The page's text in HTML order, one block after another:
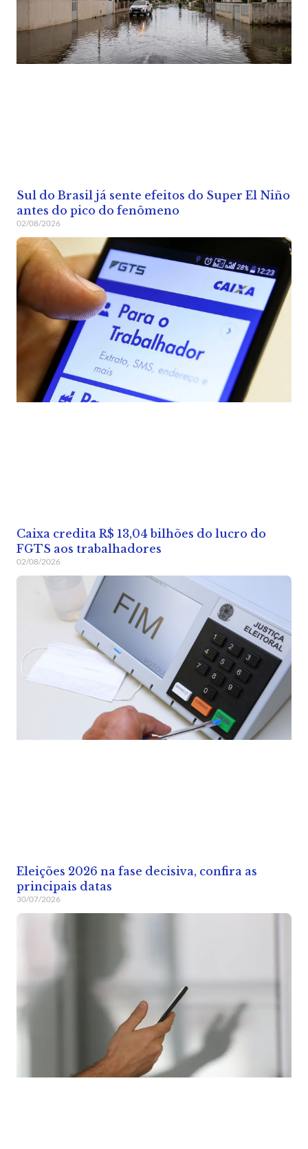
Sul do Brasil já sente efeitos do Super El Niño
antes do pico do fenômeno
02/08/2026
Caixa credita R$ 13,04 bilhões do lucro do
FGTS aos trabalhadores
02/08/2026
Eleições 2026 na fase decisiva, confira as
principais datas
30/07/2026